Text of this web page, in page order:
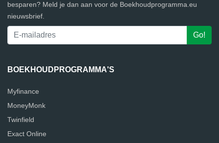
besparen? Meld je dan aan voor de Boekhoudprogramma.eu
nieuwsbrief.
BOEKHOUDPROGRAMMA'S
Myfinance
MoneyMonk
Twinfield
Exact Online